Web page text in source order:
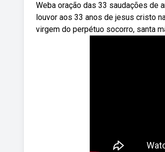
Weba oração das 33 saudações de
louvor aos 33 anos de jesus cristo
virgem do perpétuo socorro, santa